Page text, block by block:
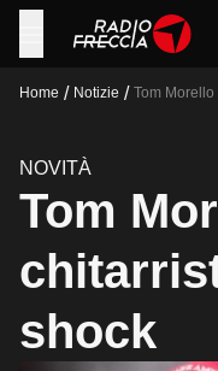
Home / Notizie / Tom
NOVITÀ
Tom
shock